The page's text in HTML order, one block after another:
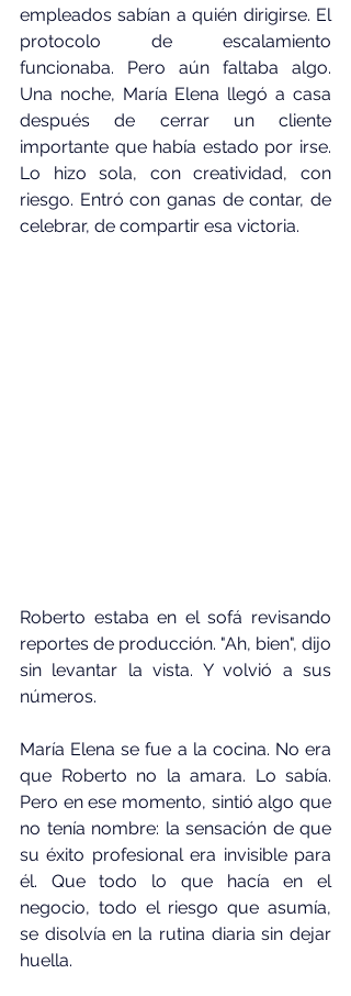
empleados sabían a quién dirigirse. El
protocolo de escalamiento
funcionaba. Pero aún faltaba algo.
Una noche, María Elena llegó a casa
después de cerrar un cliente
importante que había estado por irse.
Lo hizo sola, con creatividad, con
riesgo. Entró con ganas de contar, de
celebrar, de compartir esa victoria.
Roberto estaba en el sofá revisando
reportes de producción. "Ah, bien", dijo
sin levantar la vista. Y volvió a sus
números.
María Elena se fue a la cocina. No era
que Roberto no la amara. Lo sabía.
Pero en ese momento, sintió algo que
no tenía nombre: la sensación de que
su éxito profesional era invisible para
él. Que todo lo que hacía en el
negocio, todo el riesgo que asumía,
se disolvía en la rutina diaria sin dejar
huella.